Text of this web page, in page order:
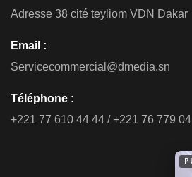
Adresse 38 cité teyliom VDN Dakar
Email :
Servicecommercial@dmedia.sn
Téléphone :
+221 77 610 44 44 / +221 76 779